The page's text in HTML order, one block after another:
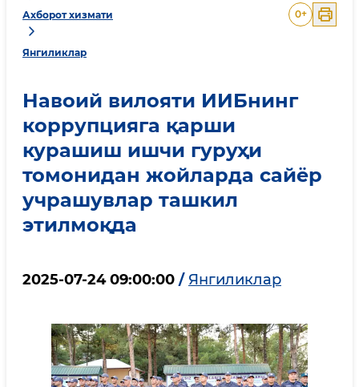
Ахборот хизмати
Янгиликлар
0+
Навоий вилояти ИИБнинг
коррупцияга қарши
курашиш ишчи гуруҳи
томонидан жойларда сайёр
учрашувлар ташкил
этилмоқда
2025-07-24 09:00:00 / Янгиликлар